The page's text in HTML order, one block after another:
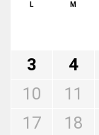
L M
3
4
10
11
17
18